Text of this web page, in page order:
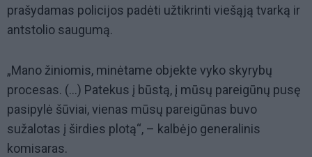
prašydamas policijos padėti užtikrinti viešąją tvarką ir
antstolio saugumą.
„Mano žiniomis, minėtame objekte vyko skyrybų
procesas. (...) Patekus į būstą, į mūsų pareigūnų pusę
pasipylė šūviai, vienas mūsų pareigūnas buvo
sužalotas į širdies plotą“, – kalbėjo generalinis
komisaras.